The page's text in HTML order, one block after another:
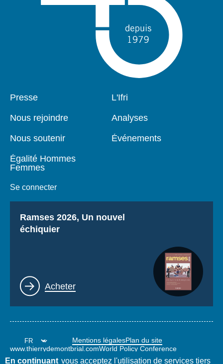
Pied
Presse
Nous rejoindre
Nous soutenir
Égalité Hommes
Femmes
Se connecter
Navigation
L'Ifri
Analyses
Événements
Titre
Ramses 2026, Un nouvel
échiquier
Lien
Acheter
Mentions légalesPlan du site
www.thierrydemontbrial.comWorld Policy Conference
Blog Politique étrangère
En continuant vous acceptez l'utilisation de services tiers